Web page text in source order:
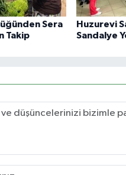
Sera
Takip
Huzurevi
Sandalye